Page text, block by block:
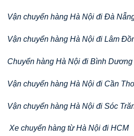
Vận chuyển hàng Hà Nội đi Đà
Vận chuyển hàng Hà Nội đi Lâm
Chuyển hàng Hà Nội đi Bình Dương
Vận chuyển hàng Hà Nội đi Cần
Vận chuyển hàng Hà Nội đi Sóc
Xe chuyển hàng từ Hà Nội đi HCM